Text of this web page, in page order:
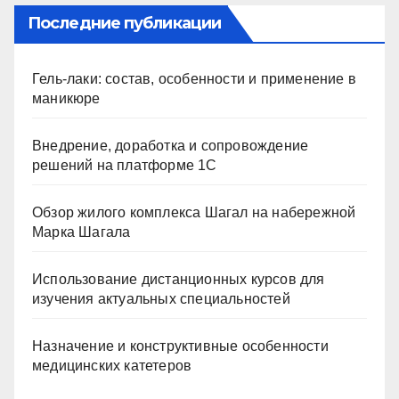
Последние публикации
Гель-лаки: состав, особенности и применение в
маникюре
Внедрение, доработка и сопровождение
решений на платформе 1С
Обзор жилого комплекса Шагал на набережной
Марка Шагала
Использование дистанционных курсов для
изучения актуальных специальностей
Назначение и конструктивные особенности
медицинских катетеров